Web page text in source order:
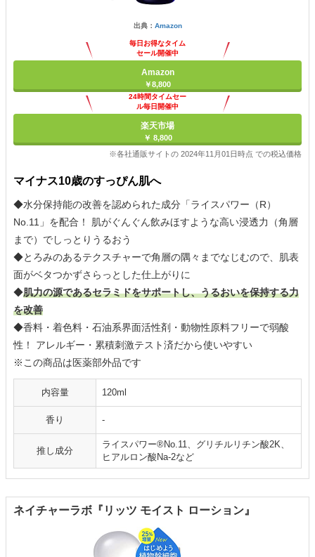
出典： Amazon
毎日お得なタイム
セール開催中
Amazon
￥8,800
24時間タイムセー
ル毎日開催中
楽天市場
￥ 8,800
※各社通販サイトの 2024年11月01日時点 での税込価格
マイナス10歳のすっぴん肌へ
◆水分保持能の改善を認められた成分「ライスパワー（R）
No.11」を配合！ 肌がぐんぐん飲みほすような高い浸透力（角層
まで）でしっとりうるおう
◆とろみのあるテクスチャーで角層の隅々までなじむので、肌表
面がベタつかずさらっとした仕上がりに
◆肌力の源であるセラミドをサポートし、うるおいを保持する力
を改善
◆香料・着色料・石油系界面活性剤・動物性原料フリーで弱酸
性！ アレルギー・累積刺激テスト済だから使いやすい
※この商品は医薬部外品です
内容量 120ml
香り -
推し成分
ライスパワー®No.11、グリチルリチン酸2K、
ヒアルロン酸Na-2など
ネイチャーラボ『リッツ モイスト ローション』